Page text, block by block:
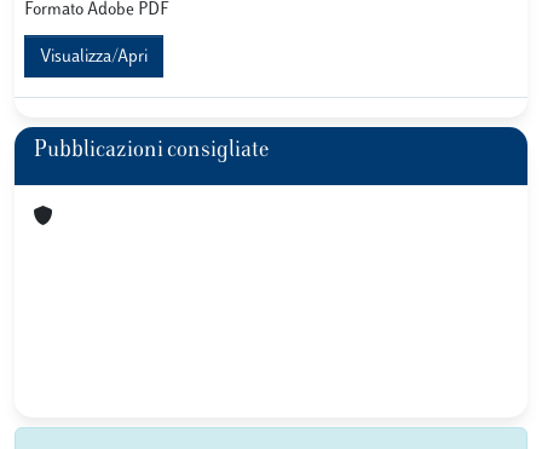
Formato Adobe PDF
Visualizza/Apri
Pubblicazioni consigliate